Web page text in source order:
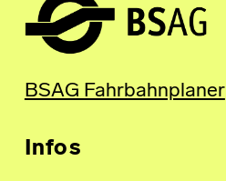
BSAG Fahrbahnplaner
Infos